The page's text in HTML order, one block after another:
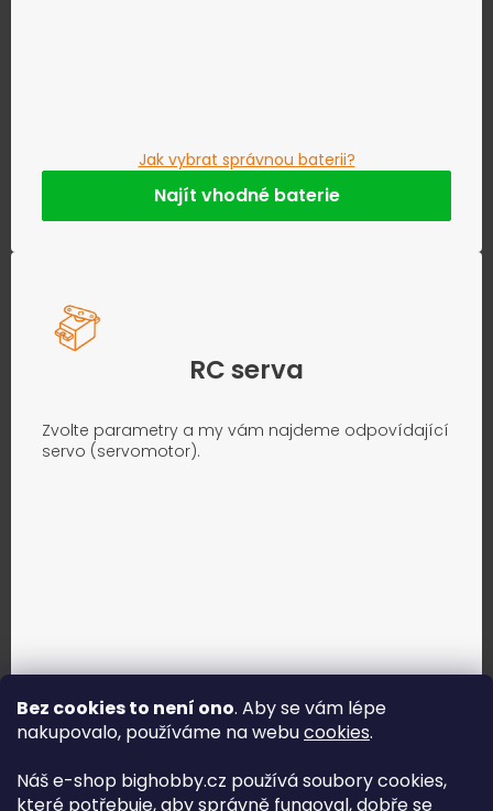
Bez cookies to není ono. Aby se vám lépe
nakupovalo, používáme na webucookies.
Náš e-shop bighobby.cz používá soubory cookies,
které potřebuje, aby správně fungoval, dobře se
Jak vybrat správnou baterii?
Najít vhodné baterie
RC serva
Zvolte parametry a my vám najdeme odpovídající
servo (servomotor).
Jak vybrat správné servo?